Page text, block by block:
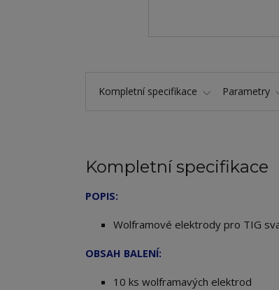
Kompletní specifikace Parametry
Kompletní specifikace
POPIS:
Wolframové elektrody pro TIG
OBSAH BALENÍ:
10 ks wolframavých elektrod